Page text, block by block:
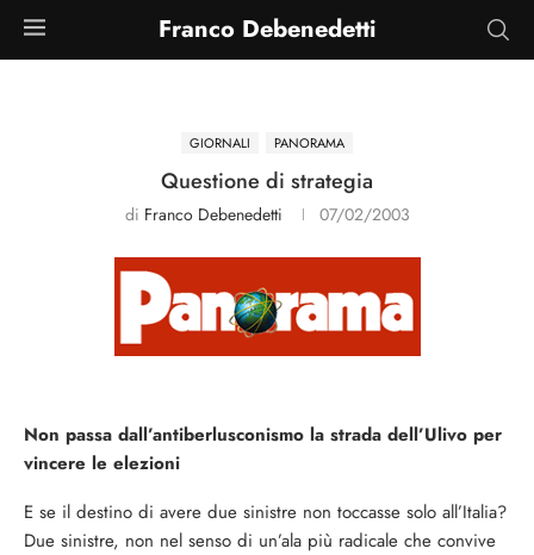
Franco Debenedetti
GIORNALI PANORAMA
Questione di strategia
di Franco Debenedetti 07/02/2003
Non passa dall’antiberlusconismo la strada dell’Ulivo per
vincere le elezioni
E se il destino di avere due sinistre non toccasse solo all’Italia?
Due sinistre, non nel senso di un’ala più radicale che convive